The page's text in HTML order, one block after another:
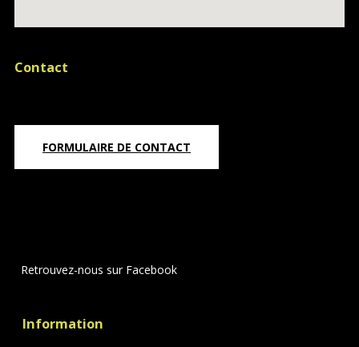
Contact
FORMULAIRE DE CONTACT
Retrouvez-nous sur Facebook
Information